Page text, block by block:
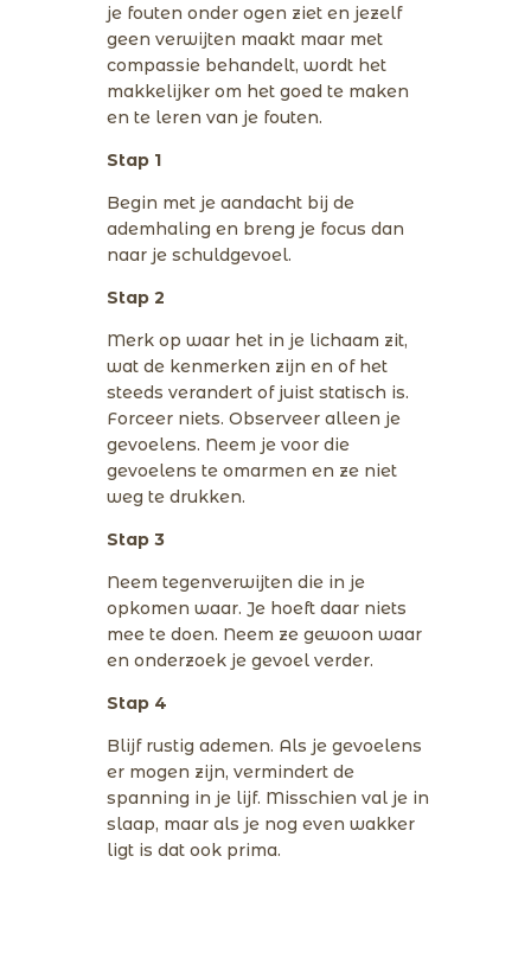
je fouten onder ogen ziet en jezelf
geen verwijten maakt maar met
compassie behandelt, wordt het
makkelijker om het goed te maken
en te leren van je fouten.
Stap 1
Begin met je aandacht bij de
ademhaling en breng je focus dan
naar je schuldgevoel.
Stap 2
Merk op waar het in je lichaam zit,
wat de kenmerken zijn en of het
steeds verandert of juist statisch is.
Forceer niets. Observeer alleen je
gevoelens. Neem je voor die
gevoelens te omarmen en ze niet
weg te drukken.
Stap 3
Neem tegenverwijten die in je
opkomen waar. Je hoeft daar niets
mee te doen. Neem ze gewoon waar
en onderzoek je gevoel verder.
Stap 4
Blijf rustig ademen. Als je gevoelens
er mogen zijn, vermindert de
spanning in je lijf. Misschien val je in
slaap, maar als je nog even wakker
ligt is dat ook prima.